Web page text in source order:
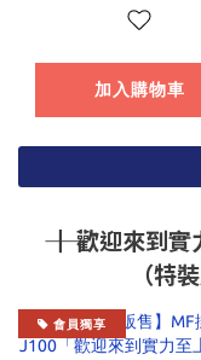
加入購物車
―― ┃ 歡迎來到
（特
會員獨享